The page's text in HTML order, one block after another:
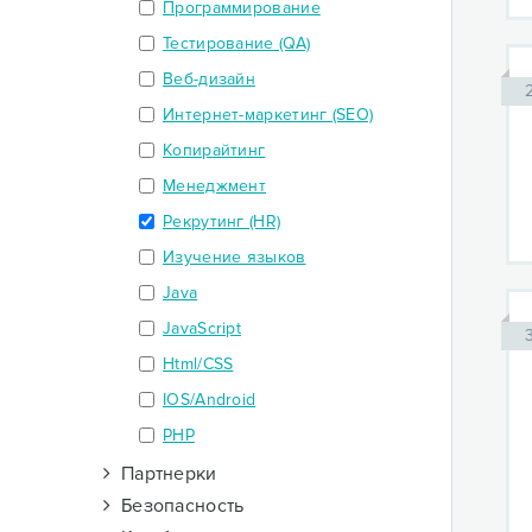
Программирование
Тестирование (QA)
Веб-дизайн
Интернет-маркетинг (SEO)
Копирайтинг
Менеджмент
Рекрутинг (HR)
Изучение языков
Java
JavaScript
Html/CSS
IOS/Android
PHP
Партнерки
Безопасность